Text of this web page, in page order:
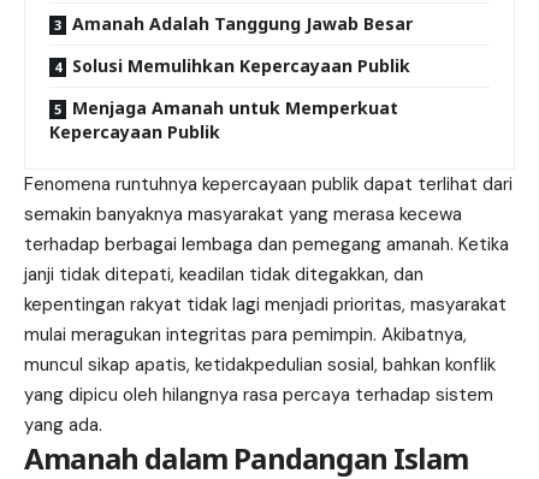
Amanah Adalah Tanggung Jawab Besar
Solusi Memulihkan Kepercayaan Publik
Menjaga Amanah untuk Memperkuat
Kepercayaan Publik
Fenomena runtuhnya kepercayaan publik dapat terlihat dari
semakin banyaknya masyarakat yang merasa kecewa
terhadap berbagai lembaga dan pemegang amanah. Ketika
janji tidak ditepati, keadilan tidak ditegakkan, dan
kepentingan rakyat tidak lagi menjadi prioritas, masyarakat
mulai meragukan integritas para pemimpin. Akibatnya,
muncul sikap apatis, ketidakpedulian sosial, bahkan konflik
yang dipicu oleh hilangnya rasa percaya terhadap sistem
yang ada.
Amanah dalam Pandangan Islam